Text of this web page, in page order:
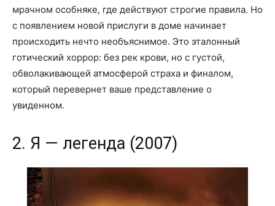
мрачном особняке, где действуют строгие правила. Но
с появлением новой прислуги в доме начинает
происходить нечто необъяснимое. Это эталонный
готический хоррор: без рек крови, но с густой,
обволакивающей атмосферой страха и финалом,
который перевернет ваше представление о
увиденном.
2. Я — легенда (2007)